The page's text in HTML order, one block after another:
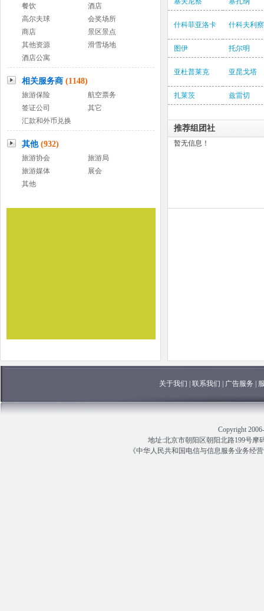
餐饮
酒店
高尔夫球
会奖场所
商店
景区景点
其他资源
滑雪场地
酒店公寓
相关服务商 (1148)
旅游保险
航空票务
签证公司
其它
汇款和外币兑换
其他 (932)
旅游协会
旅游局
旅游媒体
展会
其他
什科菲亚洛卡 什科夫利察
图伊 托尔明
亚杜普莱克 亚昆戈塔
扎莱茨 兹雷切
推荐组团社
暂无信息！
关于我们 联系我们 广告服务
Copyright
地址:北京市朝阳区朝阳北路199号摩
《中华人民共和国电信与信息服务业务经